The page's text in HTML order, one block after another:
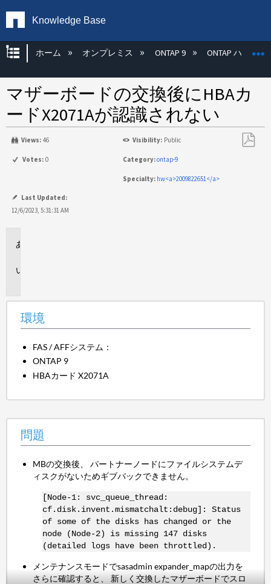
Knowledge Base
グローバル階層を展開/折りたたむ
ホーム オンプレミス ONTAP 9 ONTAP ハード
マザーボードの交換後にHBAカ
ードX2071Aが認識されない
Views: 46 Visibility: Public
Votes: 0 Category:ontap-9
Specialty: hw<a>2009822651</a>
Last Updated:
12/6/2023, 5:31:31 AM
環境
FAS / AFFシステム：
ONTAP 9
HBAカード X2071A
問題
MBの交換後、 パートナーノードにファイルシステムデ
ィスクがないためギブバックできません。
[Node-1: svc_queue_thread:
cf.disk.invent.mismatchalt:debug]: Status
of some of the disks has changed or the
node (Node-2) is missing 147 disks
(detailed logs have been throttled).
メンテナンスモードでsasadmin expander_mapの出力を
さらに確認すると、 新しく交換したマザーボードでスロ